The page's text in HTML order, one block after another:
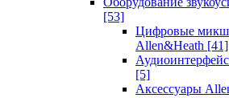
[53]
Цифровые
Allen&Heath [41]
[5]
Аксессуары